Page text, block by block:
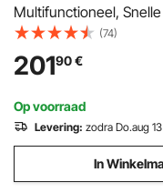
Multifunctioneel,
verwarming, Hot Press
Sublimatiepers
shirts/mokken/bekers/
Zwart
(74)
20190€
Op voorraad
Levering: zodra Do.aug 13
In